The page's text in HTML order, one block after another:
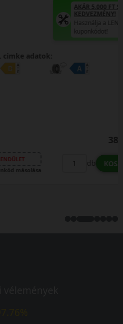
AKÁR 5.000 FT SZERELÉSI
KEDVEZMÉNY!
Használja a LENDÜLET
KOSÁRBA